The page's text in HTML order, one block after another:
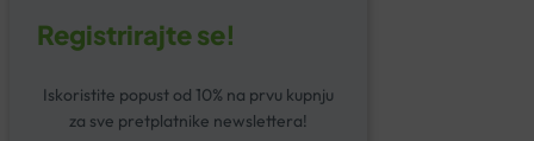
Registrirajte se!
Iskoristite popust od 10% na prvu kupnju
za sve pretplatnike newslettera!